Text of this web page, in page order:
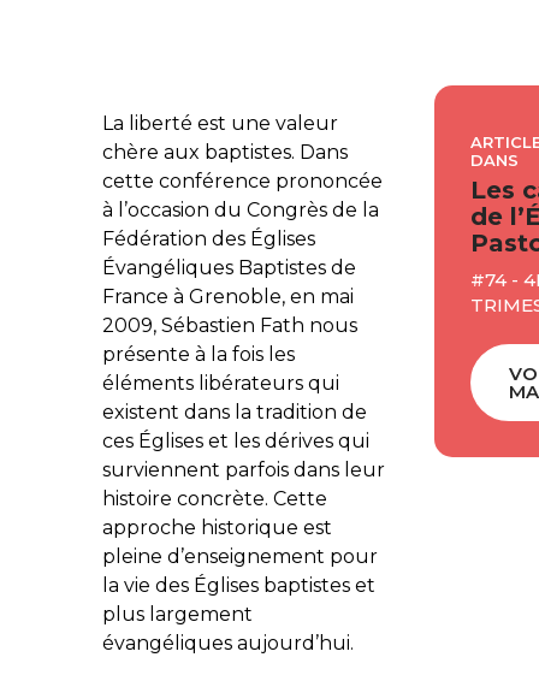
La liberté est une valeur
chère aux baptistes. Dans
cette conférence prononcée
à l’occasion du Congrès de la
Fédération des Églises
Évangéliques Baptistes de
France à Grenoble, en mai
2009, Sébastien Fath nous
présente à la fois les
éléments libérateurs qui
existent dans la tradition de
ces Églises et les dérives qui
surviennent parfois dans leur
histoire concrète. Cette
approche historique est
pleine d’enseignement pour
la vie des Églises baptistes et
plus largement
évangéliques aujourd’hui.
DANS
Les
de
#74 -